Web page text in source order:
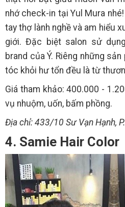
nhớ check-in tại Yul Mura
tay thợ lành nghề và am hiểu
giới. Đặc biệt salon sử
brand của Ý. Riêng những
tóc khỏi hư tổn đều là từ
Giá tham khảo: 400.000 -
vụ nhuộm, uốn, bấm phồng.
Địa chỉ: 433/10 Sư Vạn Hạnh,
4. Samie Hair Color